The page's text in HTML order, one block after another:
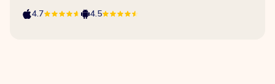
4.7
4.5